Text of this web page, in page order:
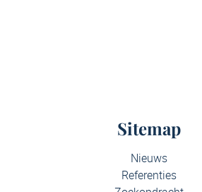
Sitemap
Nieuws
Referenties